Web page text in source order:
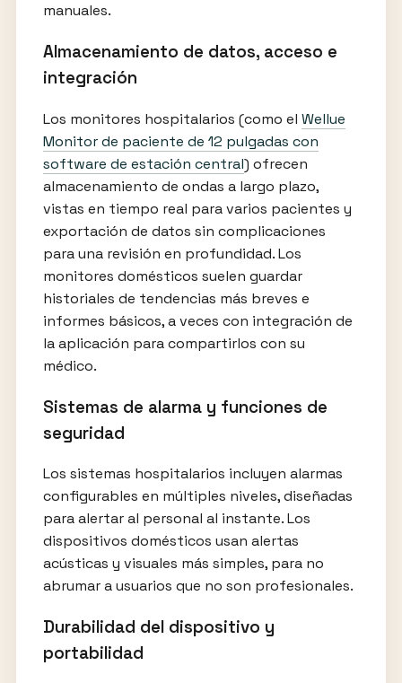
manuales.
Almacenamiento de datos, acceso e
integración
Los monitores hospitalarios (como el Wellue
Monitor de paciente de 12 pulgadas con
software de estación central) ofrecen
almacenamiento de ondas a largo plazo,
vistas en tiempo real para varios pacientes y
exportación de datos sin complicaciones
para una revisión en profundidad. Los
monitores domésticos suelen guardar
historiales de tendencias más breves e
informes básicos, a veces con integración de
la aplicación para compartirlos con su
médico.
Sistemas de alarma y funciones de
seguridad
Los sistemas hospitalarios incluyen alarmas
configurables en múltiples niveles, diseñadas
para alertar al personal al instante. Los
dispositivos domésticos usan alertas
acústicas y visuales más simples, para no
abrumar a usuarios que no son profesionales.
Durabilidad del dispositivo y
portabilidad